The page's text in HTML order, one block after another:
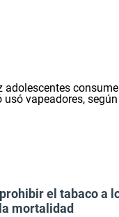
el tabaco a
mortalidad